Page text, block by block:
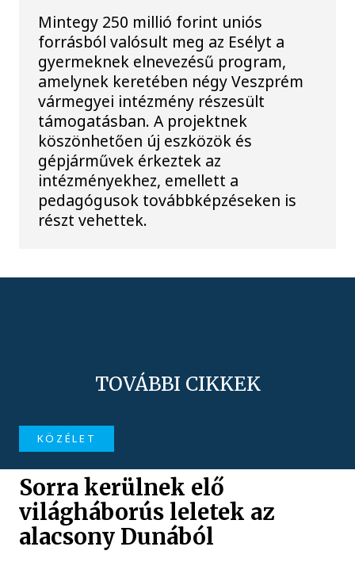
Mintegy 250 millió forint uniós
forrásból valósult meg az Esélyt a
gyermeknek elnevezésű program,
amelynek keretében négy Veszprém
vármegyei intézmény részesült
támogatásban. A projektnek
köszönhetően új eszközök és
gépjárművek érkeztek az
intézményekhez, emellett a
pedagógusok továbbképzéseken is
részt vehettek.
TOVÁBBI CIKKEK
KÖZÉLET
Sorra kerülnek elő
világháborús leletek az
alacsony Dunából